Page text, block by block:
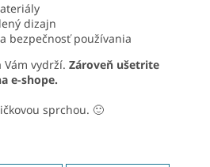
dizajn
bezpečnosť používania
vydrží. Zároveň ušetrite
e-shope.
sprchou. 🙂